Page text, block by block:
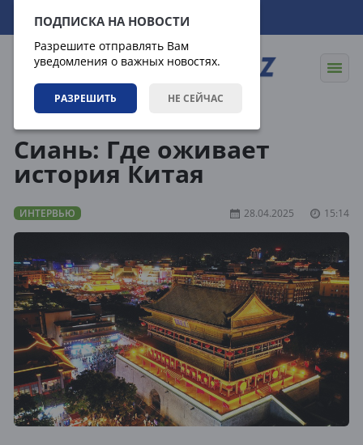
ПОДПИСКА НА НОВОСТИ
Разрешите отправлять Вам
уведомления о важных новостях.
РАЗРЕШИТЬ НЕ СЕЙЧАС
07.08.2026 06:20:21
Сиань: Где оживает
история Китая
ИНТЕРВЬЮ 28.04.2025 15:14